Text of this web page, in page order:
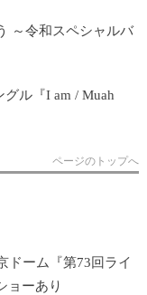
～令和スペシャルバ
グル『I am / Muah
ページのトップへ
ドーム『第73回ライ
ョーあり